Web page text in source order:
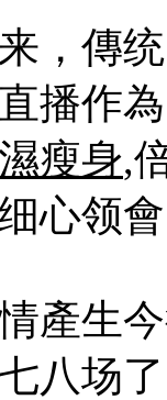
，傳
播作
瘦身,
心领
產生
八场